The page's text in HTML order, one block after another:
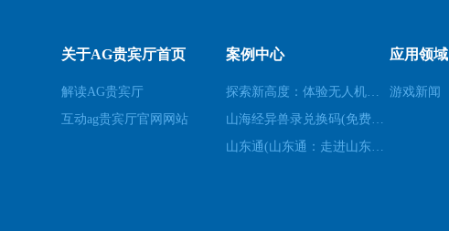
关于AG贵宾厅首页
解读AG贵宾厅
互动ag贵宾厅官网网站
案例中心
探索新高度：体验无人机模拟器的乐趣(高空飞行：用无人机模拟器开启不一样的游戏体验)
山海经异兽录兑换码(免费领取山海经异兽录的特殊兑换码！)
山东通(山东通：走进山东的必经之地)
应用领域
游戏新闻